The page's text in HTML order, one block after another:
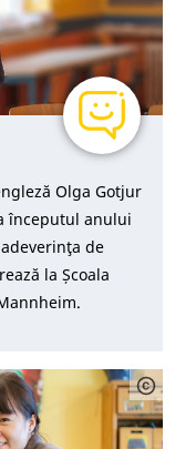
Olga Gotjur
începutul anului
de
la Școala